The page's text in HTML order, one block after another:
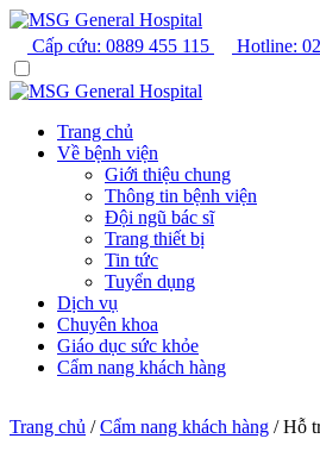
Cấp cứu: 0889 455 115 Hotline:
Trang chủ
Về bệnh viện
Giới thiệu chung
Thông tin bệnh viện
Đội ngũ bác sĩ
Trang thiết bị
Tin tức
Tuyển dụng
Dịch vụ
Chuyên khoa
Giáo dục sức khỏe
Cẩm nang khách hàng
Trang chủ /Cẩm nang khách hàng /Hỗ